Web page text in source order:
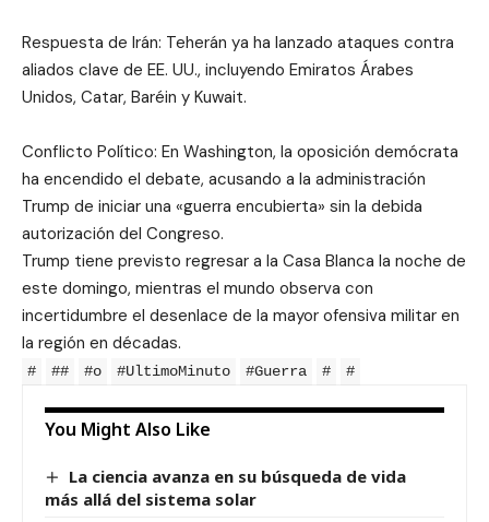
Respuesta de Irán: Teherán ya ha lanzado ataques contra
aliados clave de EE. UU., incluyendo Emiratos Árabes
Unidos, Catar, Baréin y Kuwait.
Conflicto Político: En Washington, la oposición demócrata
ha encendido el debate, acusando a la administración
Trump de iniciar una «guerra encubierta» sin la debida
autorización del Congreso.
Trump tiene previsto regresar a la Casa Blanca la noche de
este domingo, mientras el mundo observa con
incertidumbre el desenlace de la mayor ofensiva militar en
la región en décadas.
# ## #o #UltimoMinuto #Guerra # #
You Might Also Like
La ciencia avanza en su búsqueda de vida
más allá del sistema solar